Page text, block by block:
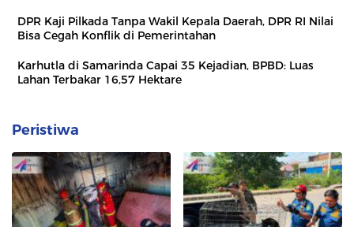
DPR Kaji Pilkada Tanpa Wakil Kepala Daerah, DPR RI Nilai
Bisa Cegah Konflik di Pemerintahan
Karhutla di Samarinda Capai 35 Kejadian, BPBD: Luas
Lahan Terbakar 16,57 Hektare
Peristiwa